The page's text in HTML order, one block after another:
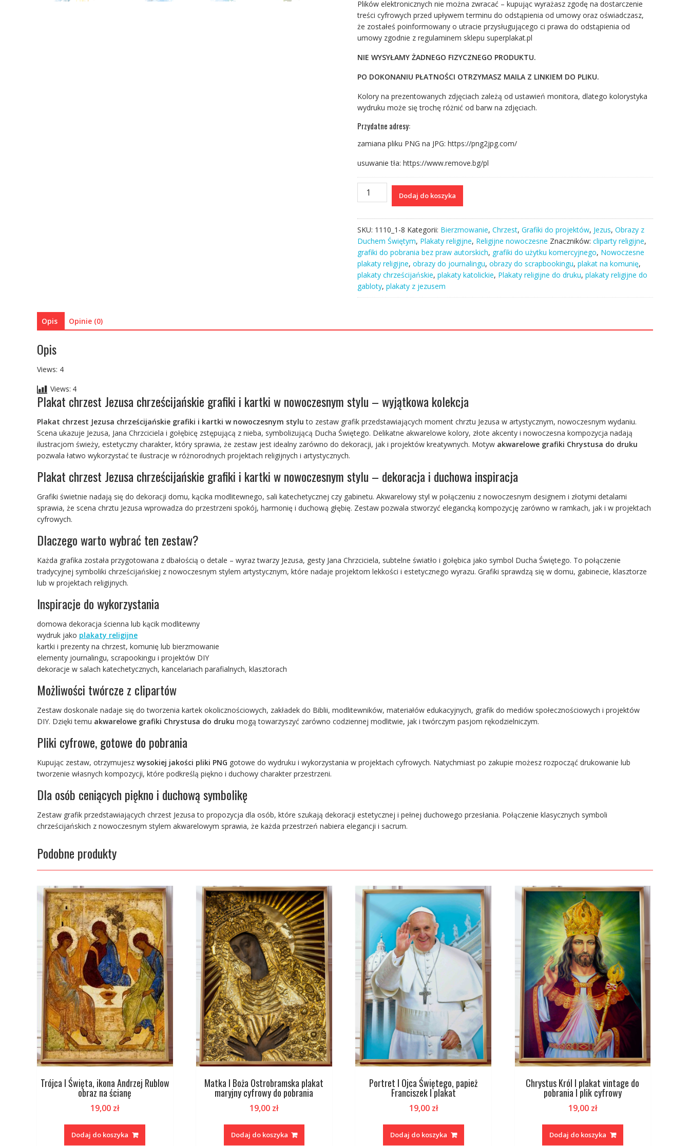
Plików elektronicznych nie można zwracać – kupując wyrażasz zgodę na dostarczenie
treści cyfrowych przed upływem terminu do odstąpienia od umowy oraz oświadczasz,
że zostałeś poinformowany o utracie przysługującego ci prawa do odstąpienia od
umowy zgodnie z regulaminem sklepu superplakat.pl
NIE WYSYŁAMY ŻADNEGO FIZYCZNEGO PRODUKTU.
PO DOKONANIU PŁATNOŚCI OTRZYMASZ MAILA Z LINKIEM DO PLIKU.
Kolory na prezentowanych zdjęciach zależą od ustawień monitora, dlatego kolorystyka
wydruku może się trochę różnić od barw na zdjęciach.
Przydatne adresy:
zamiana pliku PNG na JPG: https://png2jpg.com/
usuwanie tła: https://www.remove.bg/pl
ilość
Plakat
chrzest
Jezusa
chrześcijańskie
grafiki
i
kartki
w
nowoczesnym
Dodaj do koszyka
SKU: 1110_1-8 Kategorii: Bierzmowanie, Chrzest, Grafiki do projektów, Jezus, Obrazy z
Duchem Świętym, Plakaty religijne, Religijne nowoczesne Znaczników: cliparty religijne,
grafiki do pobrania bez praw autorskich, grafiki do użytku komercyjnego, Nowoczesne
plakaty religijne, obrazy do journalingu, obrazy do scrapbookingu, plakat na komunię,
plakaty chrześcijańskie, plakaty katolickie, Plakaty religijne do druku, plakaty religijne do
gabloty, plakaty z jezusem
Opis Opinie (0)
Opis
Views: 4
Views: 4
Plakat chrzest Jezusa chrześcijańskie grafiki i kartki w nowoczesnym stylu – wyjątkowa kolekcja
Plakat chrzest Jezusa chrześcijańskie grafiki i kartki w nowoczesnym stylu to zestaw grafik przedstawiających moment chrztu Jezusa w artystycznym, nowoczesnym wydaniu.
Scena ukazuje Jezusa, Jana Chrzciciela i gołębicę zstępującą z nieba, symbolizującą Ducha Świętego. Delikatne akwarelowe kolory, złote akcenty i nowoczesna kompozycja nadają
ilustracjom świeży, estetyczny charakter, który sprawia, że zestaw jest idealny zarówno do dekoracji, jak i projektów kreatywnych. Motyw akwarelowe grafiki Chrystusa do druku
pozwala łatwo wykorzystać te ilustracje w różnorodnych projektach religijnych i artystycznych.
Plakat chrzest Jezusa chrześcijańskie grafiki i kartki w nowoczesnym stylu – dekoracja i duchowa inspiracja
Grafiki świetnie nadają się do dekoracji domu, kącika modlitewnego, sali katechetycznej czy gabinetu. Akwarelowy styl w połączeniu z nowoczesnym designem i złotymi detalami
sprawia, że scena chrztu Jezusa wprowadza do przestrzeni spokój, harmonię i duchową głębię. Zestaw pozwala stworzyć elegancką kompozycję zarówno w ramkach, jak i w projektach
cyfrowych.
Dlaczego warto wybrać ten zestaw?
Każda grafika została przygotowana z dbałością o detale – wyraz twarzy Jezusa, gesty Jana Chrzciciela, subtelne światło i gołębica jako symbol Ducha Świętego. To połączenie
tradycyjnej symboliki chrześcijańskiej z nowoczesnym stylem artystycznym, które nadaje projektom lekkości i estetycznego wyrazu. Grafiki sprawdzą się w domu, gabinecie, klasztorze
lub w projektach religijnych.
Inspiracje do wykorzystania
domowa dekoracja ścienna lub kącik modlitewny
wydruk jako plakaty religijne
kartki i prezenty na chrzest, komunię lub bierzmowanie
elementy journalingu, scrapookingu i projektów DIY
dekoracje w salach katechetycznych, kancelariach parafialnych, klasztorach
Możliwości twórcze z clipartów
Zestaw doskonale nadaje się do tworzenia kartek okolicznościowych, zakładek do Biblii, modlitewników, materiałów edukacyjnych, grafik do mediów społecznościowych i projektów
DIY. Dzięki temu akwarelowe grafiki Chrystusa do druku mogą towarzyszyć zarówno codziennej modlitwie, jak i twórczym pasjom rękodzielniczym.
Pliki cyfrowe, gotowe do pobrania
Kupując zestaw, otrzymujesz wysokiej jakości pliki PNG gotowe do wydruku i wykorzystania w projektach cyfrowych. Natychmiast po zakupie możesz rozpocząć drukowanie lub
tworzenie własnych kompozycji, które podkreślą piękno i duchowy charakter przestrzeni.
Dla osób ceniących piękno i duchową symbolikę
Zestaw grafik przedstawiających chrzest Jezusa to propozycja dla osób, które szukają dekoracji estetycznej i pełnej duchowego przesłania. Połączenie klasycznych symboli
chrześcijańskich z nowoczesnym stylem akwarelowym sprawia, że każda przestrzeń nabiera elegancji i sacrum.
Podobne produkty
Trójca I Święta, ikona Andrzej Rublow
obraz na ścianę
19,00 zł
Dodaj do koszyka
Matka I Boża Ostrobramska plakat
maryjny cyfrowy do pobrania
19,00 zł
Dodaj do koszyka
Portret I Ojca Świętego, papież
Franciszek I plakat
19,00 zł
Dodaj do koszyka
Chrystus Król I plakat vintage do
pobrania I plik cyfrowy
19,00 zł
Dodaj do koszyka